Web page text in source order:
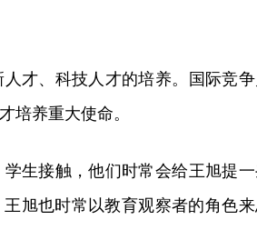
才、科技人才的培养。国际竞
培养重大使命。
生接触，他们时常会给王旭提
旭也时常以教育观察者的角色